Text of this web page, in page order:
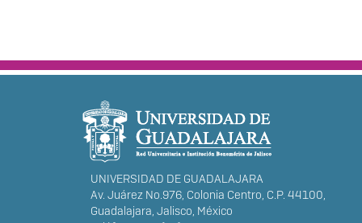
INFORMACIÓN DEL
UNIVERSIDAD DE GUADALAJARA
Av. Juárez No.976, Colonia Centro, C.P. 44100,
Guadalajara, Jalisco, México